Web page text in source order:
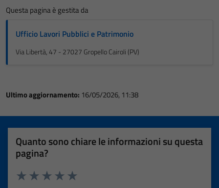
Questa pagina è gestita da
Ufficio Lavori Pubblici e Patrimonio
Via Libertà, 47 - 27027 Gropello Cairoli (PV)
Ultimo aggiornamento: 16/05/2026, 11:38
Quanto sono chiare le informazioni su questa
pagina?